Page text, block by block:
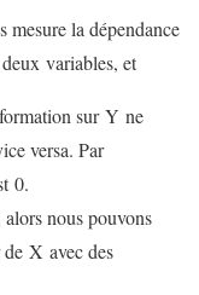
mesure la dépendance
variables, et
sur Y ne
versa. Par
0.
nous pouvons
X avec des